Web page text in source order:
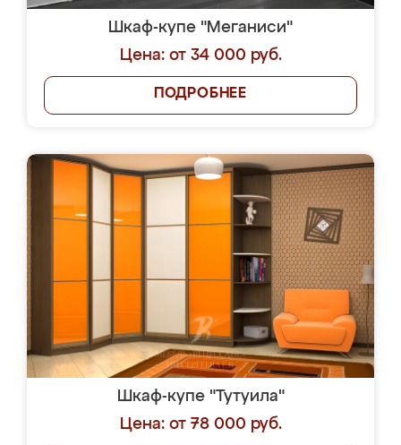
Шкаф-купе "Меганиси"
Цена: от 34 000 руб.
ПОДРОБНЕЕ
Шкаф-купе "Тутуила"
Цена: от 78 000 руб.